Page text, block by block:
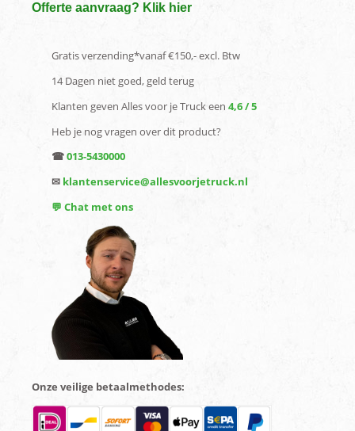
Offerte aanvraag? Klik hier
Gratis verzending*vanaf €150,- excl. Btw
14 Dagen niet goed, geld terug
Klanten geven Alles voor je Truck een 4,6 / 5
Heb je nog vragen over dit product?
☎013-5430000
✉ klantenservice@allesvoorjetruck.nl
💬 Chat met ons
Onze veilige betaalmethodes: